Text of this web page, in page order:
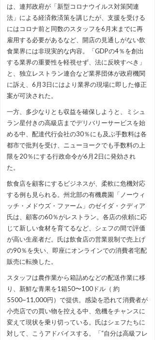
は、連邦政府が「新型コロナウイルス対策関連
法」による経済救済策を講じたが、支援を受ける
にはコロナ前と同数のスタッフを6月末までに再
雇用する必要があるなど、開店の見通しがない飲
食業界には非現実的な内容。「GDPの4％を創出
する業界の重要性を軽視せず、法に反映すべき」
と、独立レストラン連合など業界団体が政府機関
に訴え、6月3日にはより業界の現場に即した修正
案が可決された。
一方、多少なりとも収益を確保しようと、ミシュ
ラン星付きの高級店までデリバリーサービスを始
める中、配達代行会社の30％にも及ぶ手数料は各
都市で批判を受け、ニューヨークでも手数料の上
限を20％にする行政命令が6月2日に発効され
た。
飲食店を顧客にするビジネスが、柔軟に危機対応
する例も見られる。州北部の有機農園「ノーウィ
ッチ・メドウズ・ファーム」のゼイダ・クディア
氏は、顧客の60％がレストラン。各店の依頼に応
じて新しい食材を育てるなど、シェフの間で評価
が高い生産者だ。氏は飲食店の営業規制で売上げ
の90％を失い、即座にオンラインでの消費者宅配
販売に転換した。
スタッフは農作業から箱詰めなどの配送作業に移
り、新鮮な青果を1箱50〜100ドル（ 約
5500~11,000円）で提供。感染を恐れて消費者が
小売店での買い物を控える中、危機をチャンスに
変えて現状を乗り切っている。氏はシェフたちに
対して、こうアドバイスする。「“自分は高級フレ